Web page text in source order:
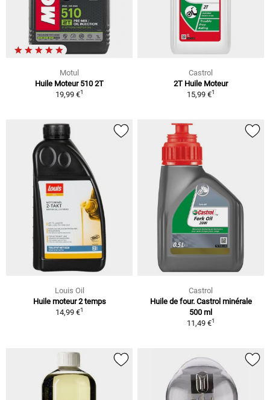
Motul
Huile Moteur 510 2T
19,99 €1
Castrol
2T Huile Moteur
15,99 €1
Louis Oil
Huile moteur 2 temps
14,99 €1
Castrol
Huile de four. Castrol minérale
500 ml
11,49 €1